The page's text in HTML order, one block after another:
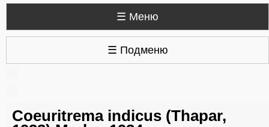
☰ Меню
☰ Подменю
Coeuritrema indicus (Thapar,